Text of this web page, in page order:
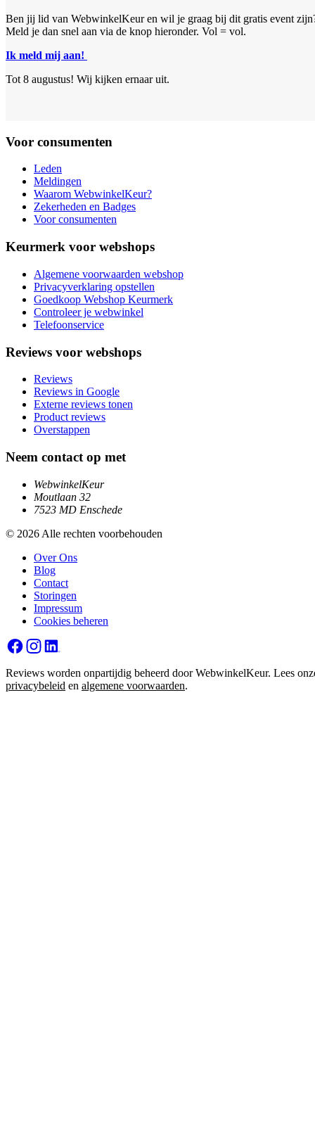
Ben jij lid van WebwinkelKeur en wil je graag bij dit gratis event
Meld je dan snel aan via de knop hieronder. Vol = vol.
Ik meld mij aan!
Tot 8 augustus! Wij kijken ernaar uit.
Voor consumenten
Leden
Meldingen
Waarom WebwinkelKeur?
Zekerheden en Badges
Voor consumenten
Keurmerk voor webshops
Algemene voorwaarden webshop
Privacyverklaring opstellen
Goedkoop Webshop Keurmerk
Controleer je webwinkel
Telefoonservice
Reviews voor webshops
Reviews
Reviews in Google
Externe reviews tonen
Product reviews
Overstappen
Neem contact op met
WebwinkelKeur
Moutlaan 32
7523 MD Enschede
© 2026 Alle rechten voorbehouden
Over Ons
Blog
Contact
Storingen
Impressum
Cookies beheren
Reviews worden onpartijdig beheerd door WebwinkelKeur. Lees
privacybeleid en algemene voorwaarden.